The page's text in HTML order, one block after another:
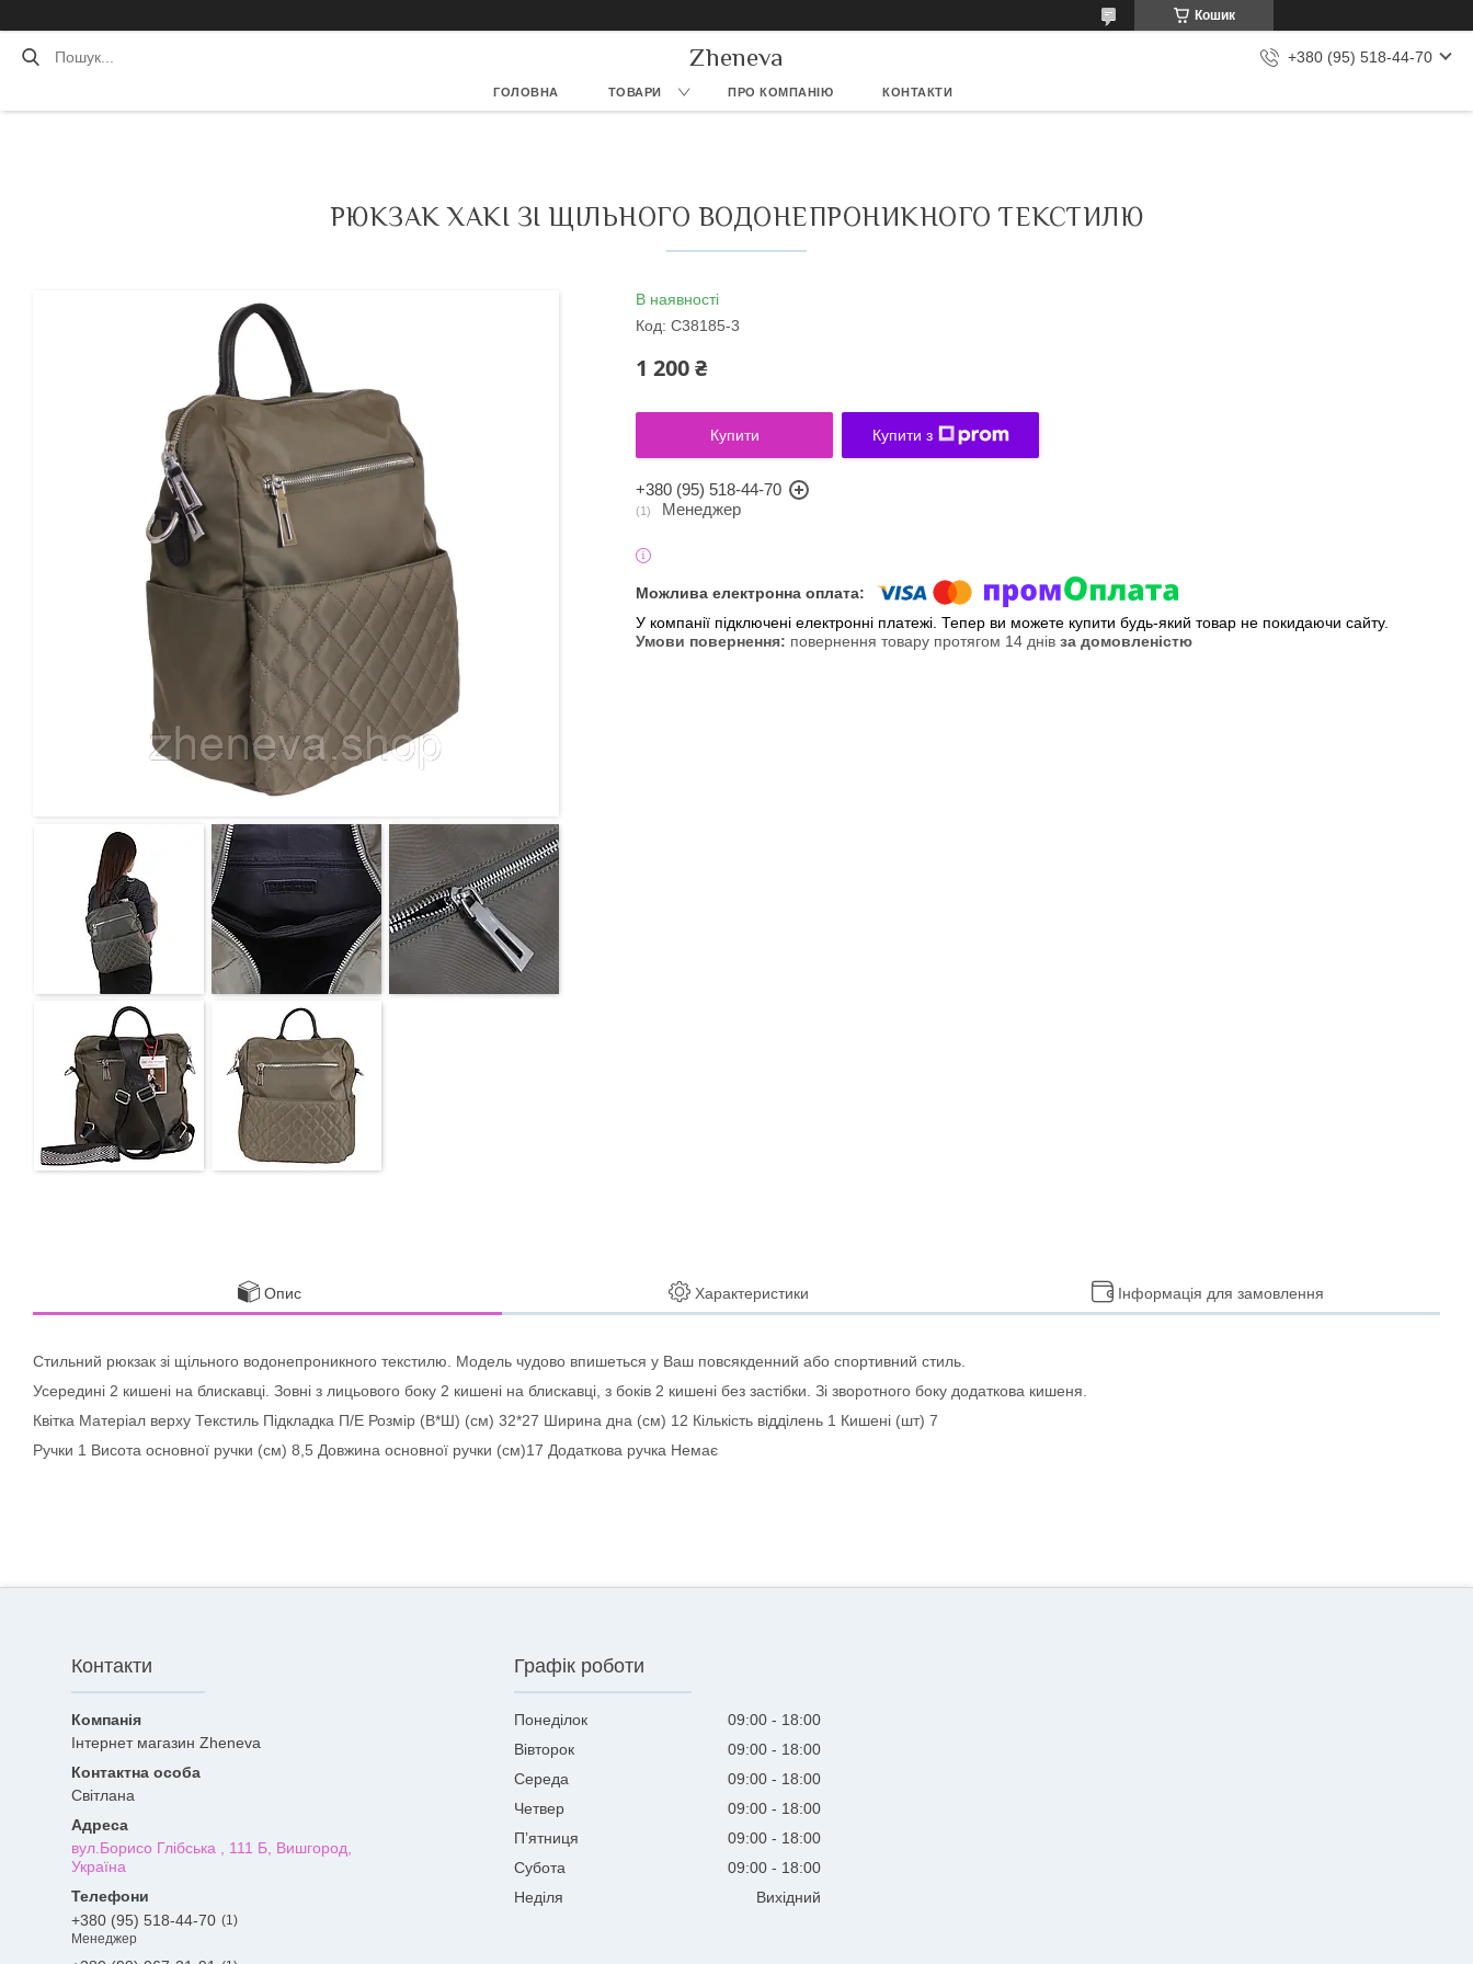
Кошик
Zheneva +380 (95) 518-44-70
ГОЛОВНА ТОВАРИ ПРО КОМПАНІЮ КОНТАКТИ
РЮКЗАК ХАКІ ЗІ ЩІЛЬНОГО ВОДОНЕПРОНИКНОГО ТЕКСТИЛЮ
В наявності
Код: C38185-3
1 200 ₴
Купити Купити з
+380 (95) 518-44-70
1 Менеджер
У компанії підключені електронні платежі. Тепер ви можете купити будь-який товар не покидаючи сайту.
повернення товару протягом 14 днів за домовленістю
Опис Характеристики Інформація для замовлення
Стильний рюкзак зі щільного водонепроникного текстилю. Модель чудово впишеться у Ваш повсякденний або спортивний стиль.
Усередині 2 кишені на блискавці. Зовні з лицьового боку 2 кишені на блискавці, з боків 2 кишені без застібки. Зі зворотного боку додаткова кишеня.
Квітка Матеріал верху Текстиль Підкладка П/Е Розмір (В*Ш) (см) 32*27 Ширина дна (см) 12 Кількість відділень 1 Кишені (шт) 7
Ручки 1 Висота основної ручки (см) 8,5 Довжина основної ручки (см)17 Додаткова ручка Немає
Контакти
Інтернет магазин Zheneva
Світлана
вул.Борисо Глібська , 111 Б, Вишгород,
Україна
+380 (95) 518-44-70
1
Менеджер
Графік роботи
Понеділок 09:00
18:00
Вівторок
09:00
18:00
Середа
09:00
18:00
Четвер
09:00
18:00
Пʼятниця
09:00
18:00
Субота
09:00
18:00
Неділя
Вихідний